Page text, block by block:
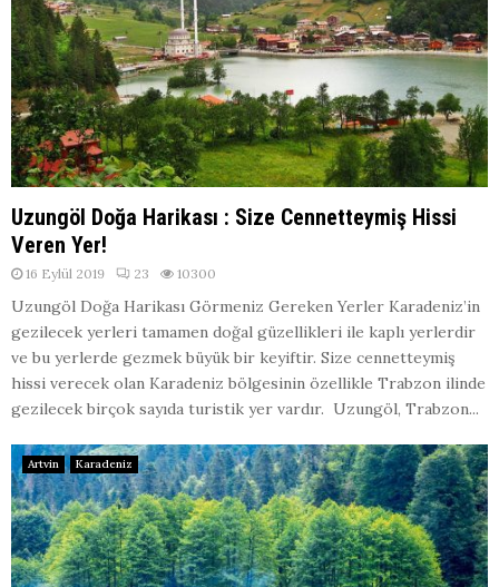
Uzungöl Doğa Harikası : Size Cennetteymiş Hissi
Veren Yer!
16 Eylül 2019 23 10300
Uzungöl Doğa Harikası Görmeniz Gereken Yerler Karadeniz’in
gezilecek yerleri tamamen doğal güzellikleri ile kaplı yerlerdir
ve bu yerlerde gezmek büyük bir keyiftir. Size cennetteymiş
hissi verecek olan Karadeniz bölgesinin özellikle Trabzon ilinde
gezilecek birçok sayıda turistik yer vardır. Uzungöl, Trabzon...
Artvin Karadeniz